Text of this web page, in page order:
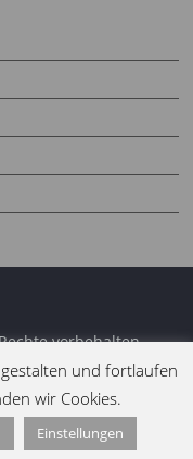
vorbehalten.
Bereitgestellt von
und fortlaufen
wir Cookies.
Einstellungen